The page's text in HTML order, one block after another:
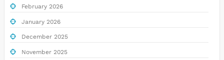
February 2026
January 2026
December 2025
November 2025